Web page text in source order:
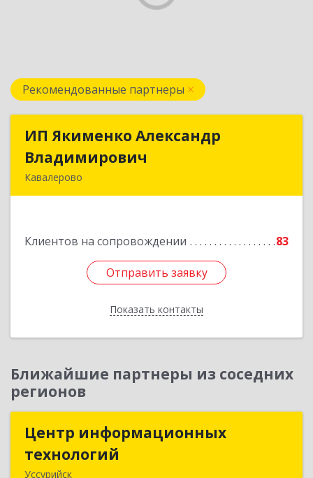
Рекомендованные партнеры
ИП Якименко Александр
Владимирович
Кавалерово
Клиентов на сопровождении 83
Отправить заявку
Показать контакты
ИП Якименко Александр
Подробнее
Отправить заявку
Назад
Ближайшие партнеры из соседних
регионов
Центр информационных
технологий
Уссурийск
Центр информационных